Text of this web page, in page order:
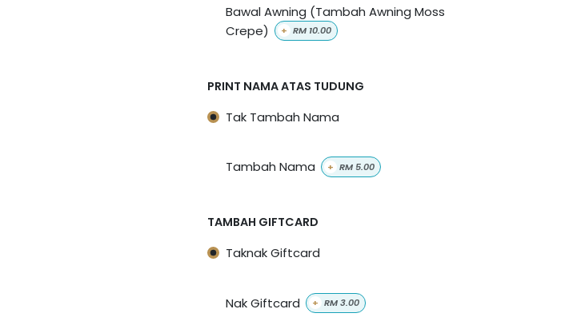
Bawal Awning (Tambah Awning Moss
Crepe)
+ RM 10.00
PRINT NAMA ATAS TUDUNG
Tak Tambah Nama
Tambah Nama + RM5.00
TAMBAH GIFTCARD
Taknak Giftcard
Nak Giftcard + RM3.00